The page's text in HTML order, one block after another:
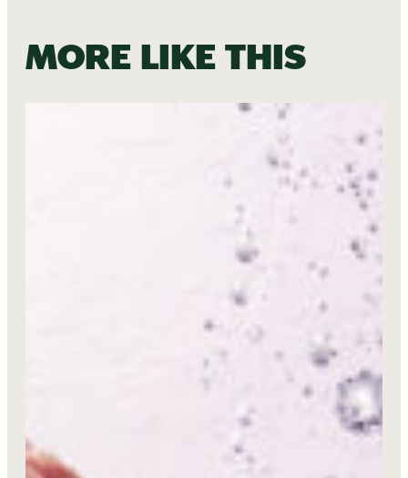
More like this